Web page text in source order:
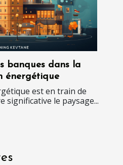
banques dans la
énergétique
est en train de
significative le paysage...